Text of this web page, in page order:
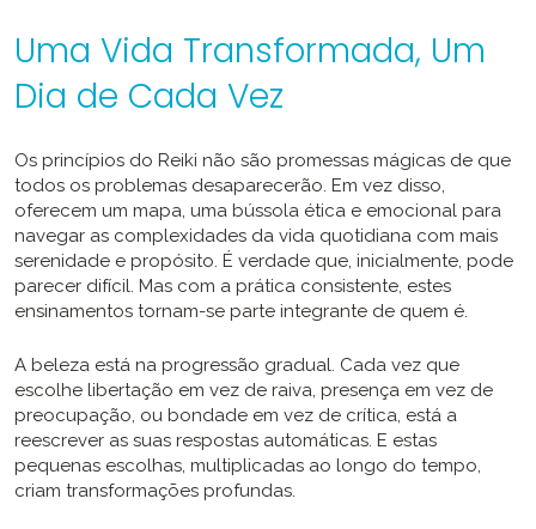
Uma Vida Transformada, Um
Dia de Cada Vez
Os princípios do Reiki não são promessas mágicas de que
todos os problemas desaparecerão. Em vez disso,
oferecem um mapa, uma bússola ética e emocional para
navegar as complexidades da vida quotidiana com mais
serenidade e propósito. É verdade que, inicialmente, pode
parecer difícil. Mas com a prática consistente, estes
ensinamentos tornam-se parte integrante de quem é.
A beleza está na progressão gradual. Cada vez que
escolhe libertação em vez de raiva, presença em vez de
preocupação, ou bondade em vez de crítica, está a
reescrever as suas respostas automáticas. E estas
pequenas escolhas, multiplicadas ao longo do tempo,
criam transformações profundas.